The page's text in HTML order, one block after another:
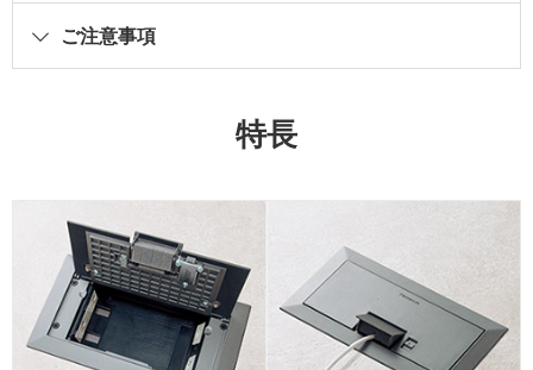
ご注意事項
特長